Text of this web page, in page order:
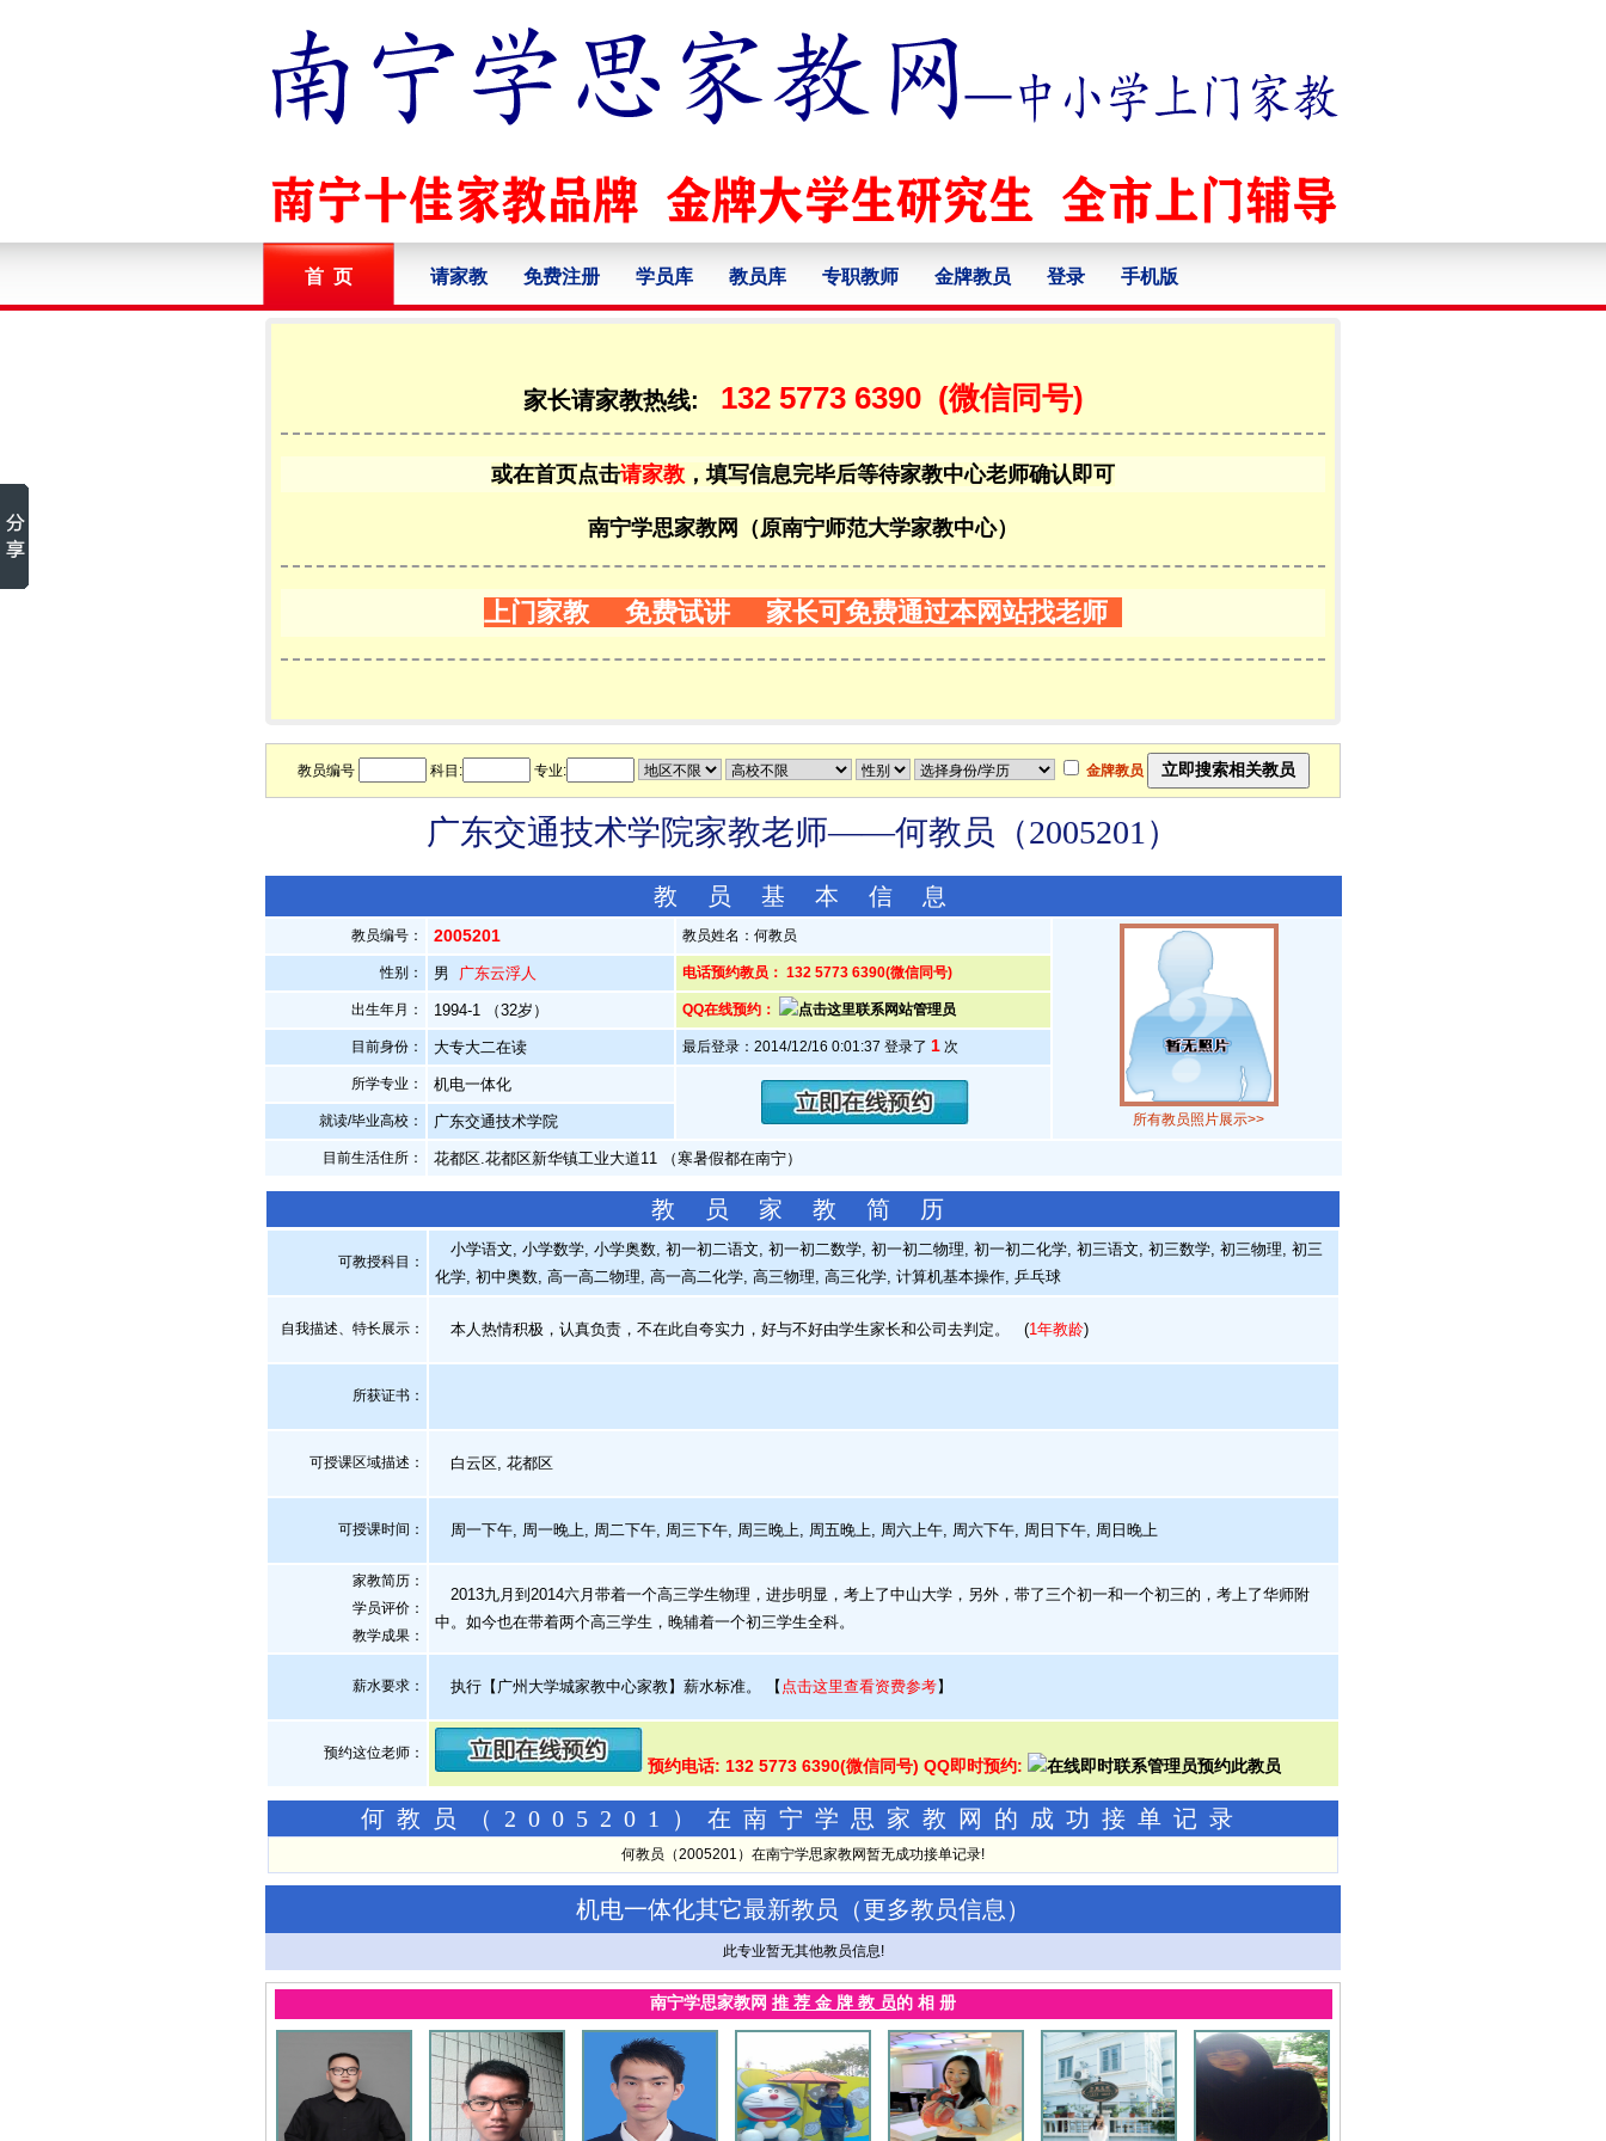
首 页 请家教 免费注册 学员库 教员库 专职教师 金牌教员 登录 手机版
家长请家教热线: 132 5773 6390(微信同号)
或在首页点击请家教 ，填写信息完毕后等待家教中心老师确认即可
南宁学思家教网（原南宁师范大学家教中心）
上门家教 免费试讲 家长可免费通过本网站找老师
教员编号 科目: 专业: 金牌教员
广东交通技术学院家教老师——何教员（2005201）
教 员 基 本 信 息
教员编号： 2005201 教员姓名：何教员
所有教员照片展示>>
性别： 男 广东云浮人 电话预约教员： 132 5773 6390(微信同号)
出生年月： 1994-1 （32岁） QQ在线预约：
目前身份： 大专大二在读 最后登录：2014/12/16 0:01:37 登录了 1次
所学专业： 机电一体化
就读/毕业高校： 广东交通技术学院
目前生活住所： 花都区.花都区新华镇工业大道11 （寒暑假都在南宁）
教 员 家 教 简 历
可教授科目：
小学语文, 小学数学, 小学奥数, 初一初二语文, 初一初二数学, 初一初二物理, 初一初二化学, 初三语文, 初三数学, 初三物理, 初三
化学, 初中奥数, 高一高二物理, 高一高二化学, 高三物理, 高三化学, 计算机基本操作, 乒乓球
自我描述、特长展示 ： 本人热情积极，认真负责，不在此自夸实力，好与不好由学生家长和公司去判定。 (1年教龄)
所获证书 ：
可授课区域描述： 白云区, 花都区
可授课时间： 周一下午, 周一晚上, 周二下午, 周三下午, 周三晚上, 周五晚上, 周六上午, 周六下午, 周日下午, 周日晚上
家教简历：
学员评价：
教学成果：
2013九月到2014六月带着一个高三学生物理，进步明显，考上了中山大学，另外，带了三个初一和一个初三的，考上了华师附
中。如今也在带着两个高三学生，晚辅着一个初三学生全科。
薪水要求： 执行【广州大学城家教中心家教】薪水标准。 【 点击这里查看资费参考】
预约这位老师：
预约电话: 132 5773 6390(微信同号) QQ即时预约:
何教员（2005201）在南宁学思家教网的成功接单记录
何教员（2005201）在南宁学思家教网暂无成功接单记录!
机电一体化其它最新教员（更多教员信息 ）
此专业暂无其他教员信息!
南宁学思家教网 推 荐 金 牌 教 员的 相 册